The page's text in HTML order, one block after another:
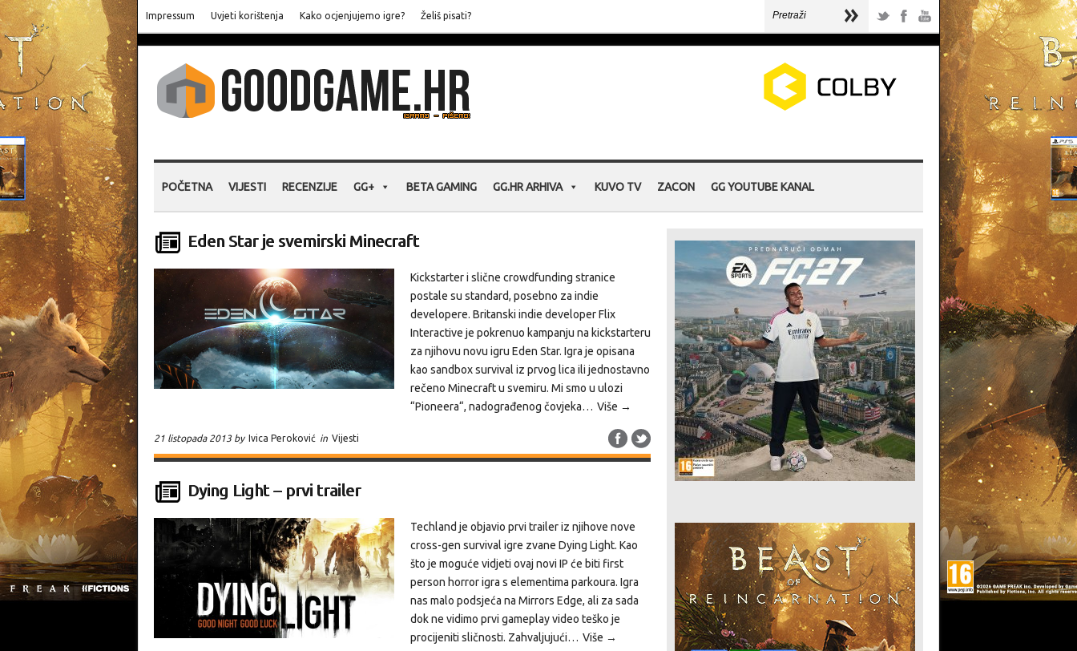
Impressum Uvjeti korištenja Kako ocjenjujemo igre? Želiš pisati?
POČETNA VIJESTI RECENZIJE GG+ BETA GAMING GG.HR ARHIVA KUVO TV ZACON GG YOUTUBE KANAL
Eden Star je svemirski Minecraft
Kickstarter i slične crowdfunding stranice
postale su standard, posebno za indie
developere. Britanski indie developer Flix
Interactive je pokrenuo kampanju na kickstarteru
za njihovu novu igru Eden Star. Igra je opisana
kao sandbox survival iz prvog lica ili jednostavno
rečeno Minecraft u svemiru. Mi smo u ulozi
“Pioneera“, nadograđenog čovjeka… Više →
21 listopada 2013 by Ivica Peroković in Vijesti
Dying Light – prvi trailer
Techland je objavio prvi trailer iz njihove nove
cross-gen survival igre zvane Dying Light. Kao
što je moguće vidjeti ovaj novi IP će biti first
person horror igra s elementima parkoura. Igra
nas malo podsjeća na Mirrors Edge, ali za sada
dok ne vidimo prvi gameplay video teško je
procijeniti sličnosti. Zahvaljujući… Više →